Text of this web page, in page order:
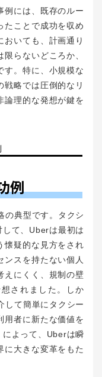
例には、既存のルー
たことで成功を収め
いても、計画通り
らないどころか、
す。特に、小規模な
略では圧倒的なリ
論理的な発想が鍵を
例
の典型です。タクシ
て、Uberは最初は
懐疑的な見方をされ
ンスを持たない個人
えにくく、規制の壁
されました。しか
して簡単にタクシー
用者に新たな価値を
よって、Uberは瞬
に大きな変革をもた